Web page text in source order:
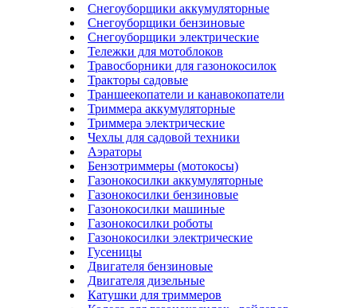
Снегоуборщики аккумуляторные
Снегоуборщики бензиновые
Снегоуборщики электрические
Тележки для мотоблоков
Травосборники для газонокосилок
Тракторы садовые
Траншеекопатели и канавокопатели
Триммера аккумуляторные
Триммера электрические
Чехлы для садовой техники
Аэраторы
Бензотриммеры (мотокосы)
Газонокосилки аккумуляторные
Газонокосилки бензиновые
Газонокосилки машиные
Газонокосилки роботы
Газонокосилки электрические
Гусеницы
Двигателя бензиновые
Двигателя дизельные
Катушки для триммеров